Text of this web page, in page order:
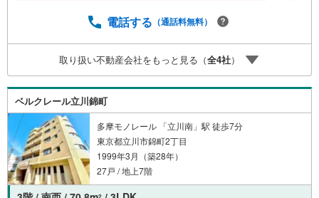
ご提供いたします。◆FPによるライフサポート◆専属ファ
を問わず、安心してご利用いただけます。◆安心の環境◆
無料駐車場、キッズスペースを完備し、ご家族でのご来店
も安心です。の体制で皆様の住まい探しをサポートいたし
ます。
電話する （通話料無料）
取り扱い不動産会社をもっと見る（全4社）
ベルクレール立川錦町
多摩モノレール 「立川南」駅 徒歩7分
東京都立川市錦町2丁目
1999年3月（築28年）
27戸 / 地上7階